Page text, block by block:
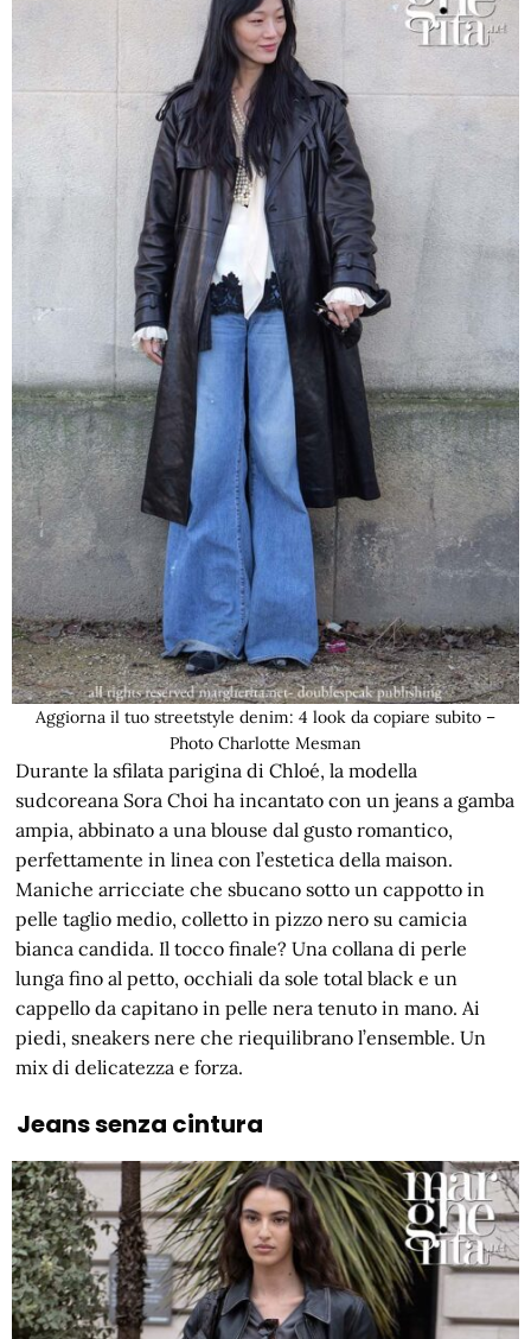
Aggiorna il tuo streetstyle denim: 4 look da copiare subito –
Photo Charlotte Mesman
Durante la sfilata parigina di Chloé, la modella
sudcoreana Sora Choi ha incantato con un jeans a gamba
ampia, abbinato a una blouse dal gusto romantico,
perfettamente in linea con l’estetica della maison.
Maniche arricciate che sbucano sotto un cappotto in
pelle taglio medio, colletto in pizzo nero su camicia
bianca candida. Il tocco finale? Una collana di perle
lunga fino al petto, occhiali da sole total black e un
cappello da capitano in pelle nera tenuto in mano. Ai
piedi, sneakers nere che riequilibrano l’ensemble. Un
mix di delicatezza e forza.
Jeans senza cintura